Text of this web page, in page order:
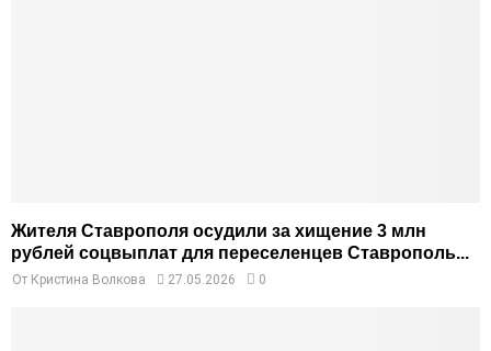
Жителя Ставрополя осудили за хищение 3 млн
рублей соцвыплат для переселенцев Ставрополь...
От Кристина Волкова 27.05.2026 0